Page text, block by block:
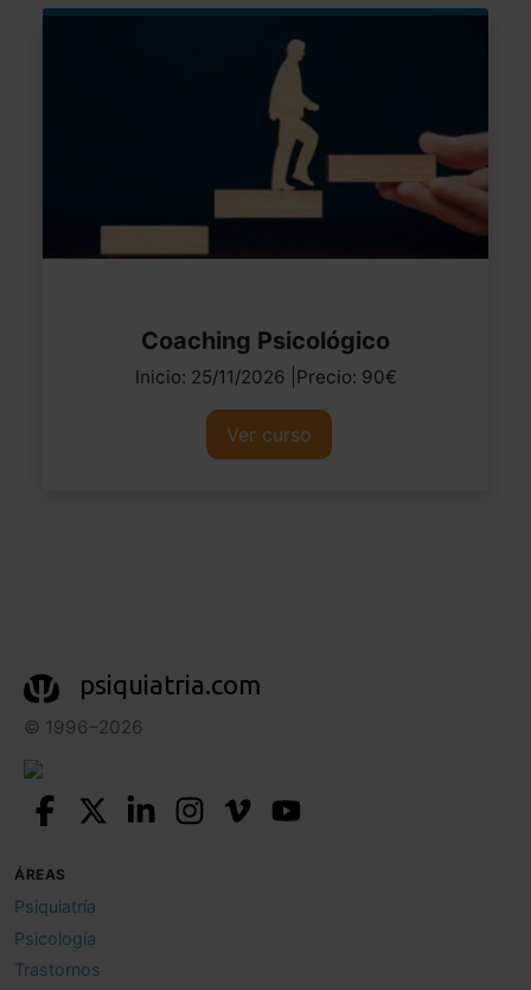
Coaching Psicológico
Inicio: 25/11/2026 |Precio: 90€
Ver curso
psiquiatria.com
© 1996–2026
ÁREAS
Psiquiatría
Psicología
Trastornos